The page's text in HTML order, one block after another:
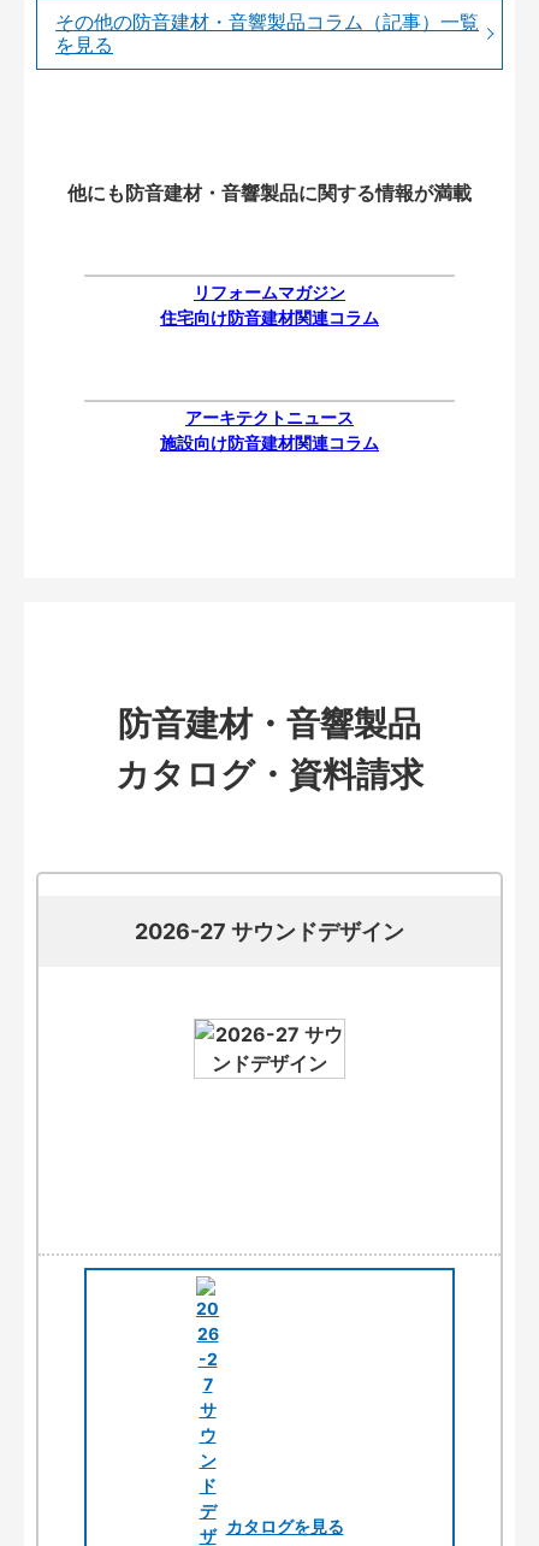
その他の防音建材・音響製品コラム（記事）一覧
を見る
他にも防音建材・音響製品に関する情報が満載
リフォームマガジン
住宅向け防音建材関連コラム
アーキテクトニュース
施設向け防音建材関連コラム
防音建材・音響製品
カタログ・資料請求
2026-27 サウンドデザイン
カタログを見る